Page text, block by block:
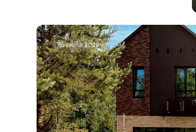
15 июля 2026